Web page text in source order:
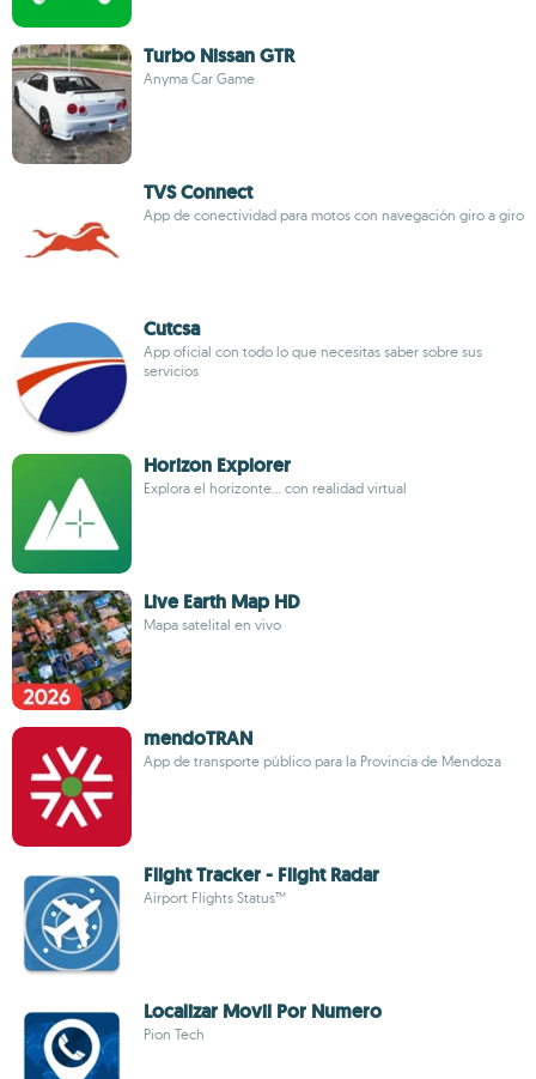
Turbo Nissan GTR
Anyma Car Game
TVS Connect
App de conectividad para motos con navegación giro a giro
Cutcsa
App oficial con todo lo que necesitas saber sobre sus
servicios
Horizon Explorer
Explora el horizonte... con realidad virtual
Live Earth Map HD
Mapa satelital en vivo
mendoTRAN
App de transporte público para la Provincia de Mendoza
Flight Tracker - Flight Radar
Airport Flights Status™
Localizar Movil Por Numero
Pion Tech